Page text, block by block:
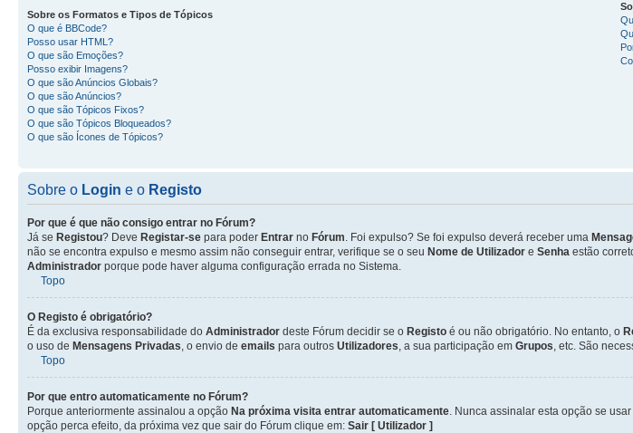
Sobre os Formatos e Tipos de Tópicos
O que é BBCode?
Posso usar HTML?
O que são Emoções?
Posso exibir Imagens?
O que são Anúncios Globais?
O que são Anúncios?
O que são Tópicos Fixos?
O que são Tópicos Bloqueados?
O que são Ícones de Tópicos?
Sobre o Login e o Registo
Por que é que não consigo entrar no Fórum?
Já se Registou? Deve Registar-se para poder Entrar no Fórum. Foi expulso? Se foi expulso deverá receber uma
não se encontra expulso e mesmo assim não conseguir entrar, verifique se o seu Nome de Utilizador e Senha estão
Administrador porque pode haver alguma configuração errada no Sistema.
Topo
O Registo é obrigatório?
É da exclusiva responsabilidade do Administrador deste Fórum decidir se o Registo é ou não obrigatório. No entanto, o
o uso de Mensagens Privadas, o envio de emails para outros Utilizadores, a sua participação em Grupos, etc. São
Topo
Por que entro automaticamente no Fórum?
Porque anteriormente assinalou a opção Na próxima visita entrar automaticamente. Nunca assinalar esta opção se
opção perca efeito, da próxima vez que sair do Fórum clique em: Sair [ Utilizador ]